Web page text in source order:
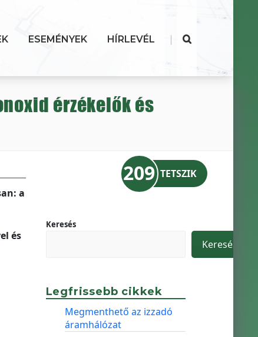
ESEMÉNYEK HÍRLEVÉL |
érzékelők és
a
és
209 TETSZIK
Keresés
Keresés
Legfrissebb cikkek
Megmenthető az izzadó
áramhálózat